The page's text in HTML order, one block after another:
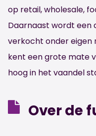
op retail, wholesale,
Daarnaast wordt een
verkocht onder eigen
kent een grote mate
hoog in het vaandel
Over de